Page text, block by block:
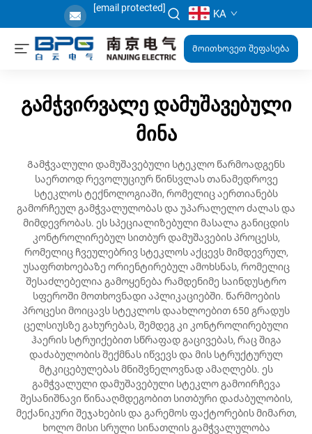
[email protected] KA
Მოითხოვეთ შეფასება
გამჭვირვალე დამუშავებული
მინა
Გამჭვალული დამუშავებული სტეკლო წარმოადგენს
საერთოდ რევოლუციურ წინსვლას თანამედროვე
სტეკლოს ტექნოლოგიაში, რომელიც აერთიანებს
გამორჩეულ გამჭვალულობას და უპარალელო ძალას და
მიმდევრობას. ეს სპეციალიზებული მასალა განიცდის
კონტროლირებულ სითბურ დამუშავების პროცესს,
რომელიც ჩვეულებრივ სტეკლოს აქცევს მიმდევრულ,
უსაფრთხოებაზე ორიენტირებულ ამოხსნას, რომელიც
შესაძლებელია გამოყენება რამდენიმე საინდუსტრო
სფეროში მოთხოვნადი აპლიკაციებში. წარმოების
პროცესი მოიცავს სტეკლოს დაახლოებით 650 გრადუს
ცელსიუსზე გახურებას, შემდეგ კი კონტროლირებული
ჰაერის სტრუიქებით სწრაფად გაცივებას, რაც შიგა
დაძაბულობის შექმნას იწვევს და მის სტრუქტურულ
მტკიცებულებას მნიშვნელოვნად ამაღლებს. ეს
გამჭვალული დამუშავებული სტეკლო გამოირჩევა
შესანიშნავი წინააღმდეგობით სითბური დაძაბულობის,
მექანიკური შეჯახების და გარემოს ფაქტორების მიმართ,
ხოლო მისი სრული სინათლის გამჭვალულობა